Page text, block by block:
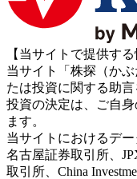
【当サイトで提供す
当サイト「株探（か
たは投資に関する助
投資の決定は、ご自
ます。
当サイトにおけるデ
名古屋証券取引所、
取引所、China